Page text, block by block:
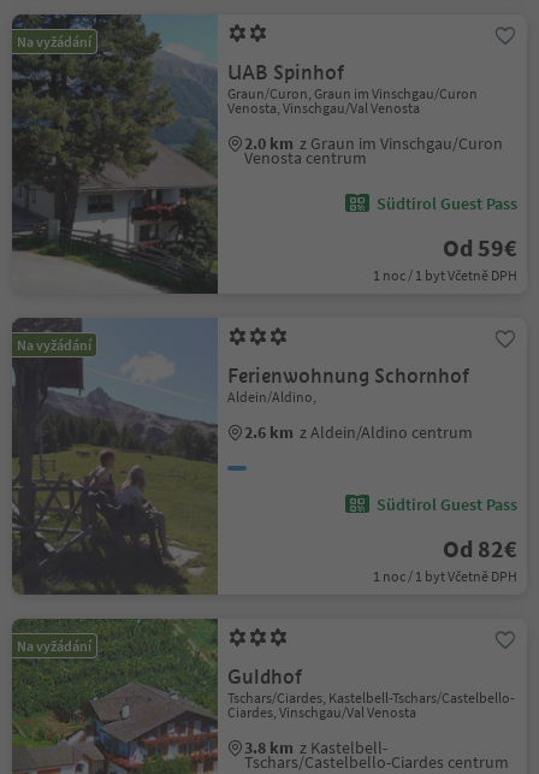
Na vyžádání
UAB Spinhof
Graun/Curon, Graun im Vinschgau/Curon
Venosta, Vinschgau/Val Venosta
2.0 km z Graun im Vinschgau/Curon
Venosta centrum
Südtirol Guest Pass
Od 59€
1 noc / 1 byt Včetně DPH
Na vyžádání
Ferienwohnung Schornhof
Aldein/Aldino,
2.6 km z Aldein/Aldino centrum
Südtirol Guest Pass
Od 82€
1 noc / 1 byt Včetně DPH
Na vyžádání
Guldhof
Tschars/Ciardes, Kastelbell-Tschars/Castelbello-
Ciardes, Vinschgau/Val Venosta
3.8 km z Kastelbell-
Tschars/Castelbello-Ciardes centrum